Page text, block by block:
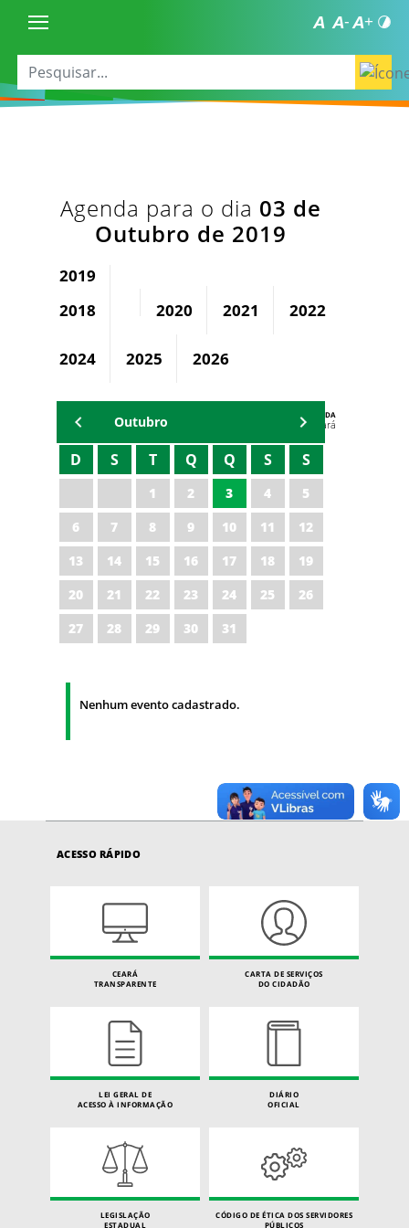
Agenda para o dia 03 de
Outubro de 2019
2019
2018
2020 2021 2022
2024 2025 2026
AGENDA
Polícia Militar do Ceará
Outubro
D S T Q Q S S
1 2 3 4
5
6
7 8 9 10 11
12
13
14 15 16 17 18
19
20
21 22 23 24 25
26
27
28 29 30 31
Nenhum evento cadastrado.
ACESSO RÁPIDO
CEARÁ
TRANSPARENTE
CARTA DE SERVIÇOS
DO CIDADÃO
LEI GERAL DE
ACESSO À INFORMAÇÃO
DIÁRIO
OFICIAL
LEGISLAÇÃO
ESTADUAL
CÓDIGO DE ÉTICA DOS SERVIDORES
PÚBLICOS